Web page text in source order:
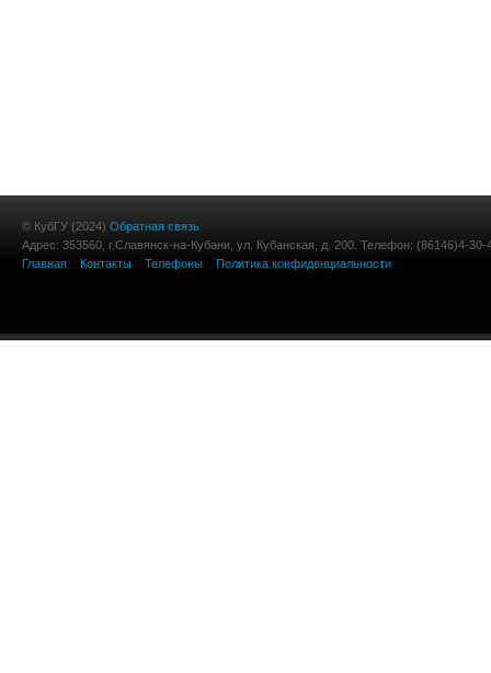
© КубГУ (2024) Обратная связь
Адрес: 353560, г.Славянск-на-Кубани, ул. Кубанская, д. 200. Телефон: (86146)4-30-
Главная
Контакты Телефоны Политика конфиденциальности